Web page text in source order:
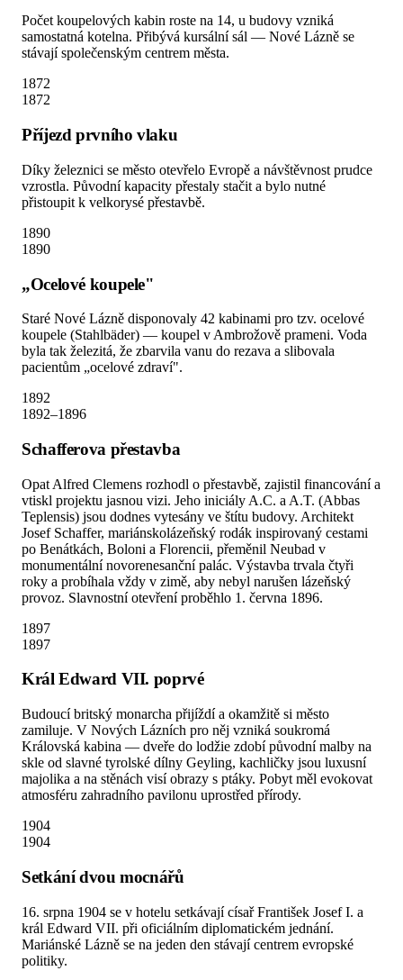
Počet koupelových kabin roste na 14, u budovy vzniká
samostatná kotelna. Přibývá kursální sál — Nové Lázně se
stávají společenským centrem města.
1872
1872
Příjezd prvního vlaku
Díky železnici se město otevřelo Evropě a návštěvnost prudce
vzrostla. Původní kapacity přestaly stačit a bylo nutné
přistoupit k velkorysé přestavbě.
1890
1890
„Ocelové koupele"
Staré Nové Lázně disponovaly 42 kabinami pro tzv. ocelové
koupele (Stahlbäder) — koupel v Ambrožově prameni. Voda
byla tak železitá, že zbarvila vanu do rezava a slibovala
pacientům „ocelové zdraví".
1892
1892–1896
Schafferova přestavba
Opat Alfred Clemens rozhodl o přestavbě, zajistil financování a
vtiskl projektu jasnou vizi. Jeho iniciály A.C. a A.T. (Abbas
Teplensis) jsou dodnes vytesány ve štítu budovy. Architekt
Josef Schaffer, mariánskolázeňský rodák inspirovaný cestami
po Benátkách, Boloni a Florencii, přeměnil Neubad v
monumentální novorenesanční palác. Výstavba trvala čtyři
roky a probíhala vždy v zimě, aby nebyl narušen lázeňský
provoz. Slavnostní otevření proběhlo 1. června 1896.
1897
1897
Král Edward VII. poprvé
Budoucí britský monarcha přijíždí a okamžitě si město
zamiluje. V Nových Lázních pro něj vzniká soukromá
Královská kabina — dveře do lodžie zdobí původní malby na
skle od slavné tyrolské dílny Geyling, kachličky jsou luxusní
majolika a na stěnách visí obrazy s ptáky. Pobyt měl evokovat
atmosféru zahradního pavilonu uprostřed přírody.
1904
1904
Setkání dvou mocnářů
16. srpna 1904 se v hotelu setkávají císař František Josef I. a
král Edward VII. při oficiálním diplomatickém jednání.
Mariánské Lázně se na jeden den stávají centrem evropské
politiky.